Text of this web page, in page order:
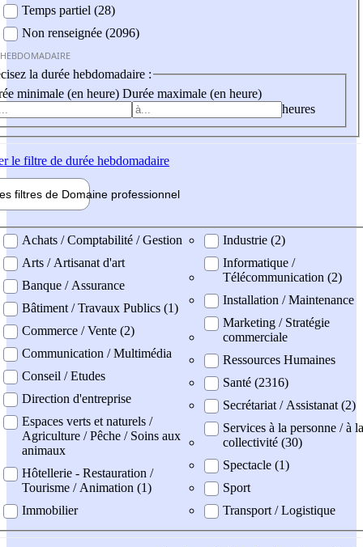
Temps partiel (28)
Non renseignée (2096)
la durée hebdomadaire :
minimale (en heure) Durée maximale (en heure)
heures
le filtre de durée hebdomadaire
filtres de Domaine professionnel
professionel
Achats / Comptabilité / Gestion
Arts / Artisanat d'art
Banque / Assurance
Bâtiment / Travaux Publics (1)
Commerce / Vente (2)
Communication / Multimédia
Conseil / Etudes
Direction d'entreprise
Espaces verts et naturels /
Agriculture / Pêche / Soins aux
animaux
Hôtellerie - Restauration /
Tourisme / Animation (1)
Immobilier
Industrie (2)
Informatique /
Télécommunication (2)
Installation / Maintenance
Marketing / Stratégie
commerciale
Ressources Humaines
Santé (2316)
Secrétariat / Assistanat (2)
Services à la personne / à la
collectivité (30)
Spectacle (1)
Sport
Transport / Logistique